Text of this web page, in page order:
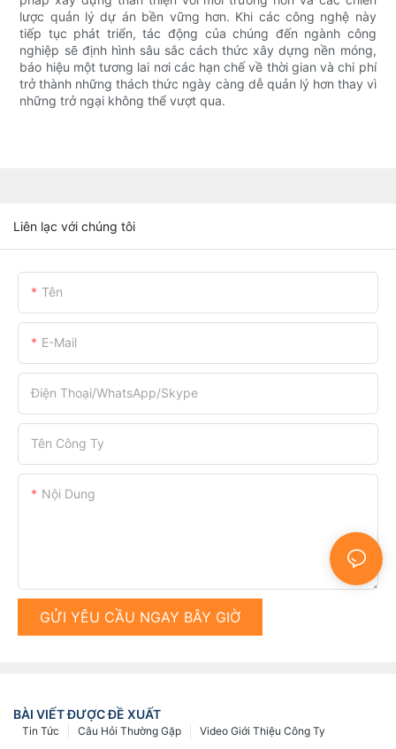
lược quản lý dự án bền vững hơn. Khi các công nghệ này
tiếp tục phát triển, tác động của chúng đến ngành công
nghiệp sẽ định hình sâu sắc cách thức xây dựng nền móng,
báo hiệu một tương lai nơi các hạn chế về thời gian và chi phí
trở thành những thách thức ngày càng dễ quản lý hơn thay vì
những trở ngại không thể vượt qua.
Liên lạc với chúng tôi
Tên
E-Mail
Điện Thoại/WhatsApp/Skype
Tên Công Ty
Nội Dung
GỬI YÊU CẦU NGAY BÂY GIỜ
BÀI VIẾT ĐƯỢC ĐỀ XUẤT
Video Giới Thiệu Công Ty
Câu Hỏi Thường Gặp
Tin Tức